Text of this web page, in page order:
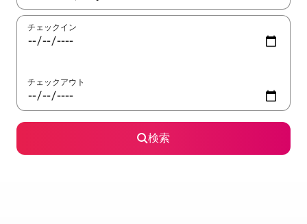
チェックイン
チェックアウト
検索